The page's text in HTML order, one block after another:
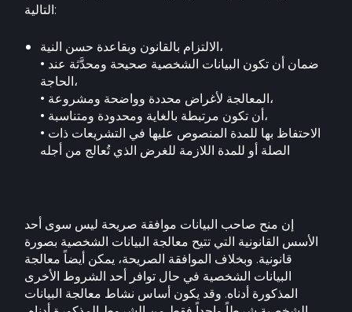
التالية:
الالتزام بالقانون وبقاعدة حسن النية،
• ضمان أن تكون البيانات الشخصية صحيحة ومحدَّثة عند
الحاجة،
• المعالجة لأغراض محددة وواضحة ومشروعة،
• أن تكون مرتبطة بالغاية ومحدودة ومتناسبة،
• الاحتفاظ بها للمدة المنصوص عليها في التشريعات ذات
الصلة أو للمدة اللازمة للغرض الذي تُعالج من أجله
إن منح صاحب البيانات موافقة صريحة ليس سوى أحد
الأسس القانونية التي تتيح معالجة البيانات الشخصية بصورة
قانونية. وبخلاف الموافقة الصريحة، يمكن أيضاً معالجة
البيانات الشخصية في حال توافر أحد الشروط الأخرى
المذكورة أدناه. وقد يكون أساس نشاط معالجة البيانات